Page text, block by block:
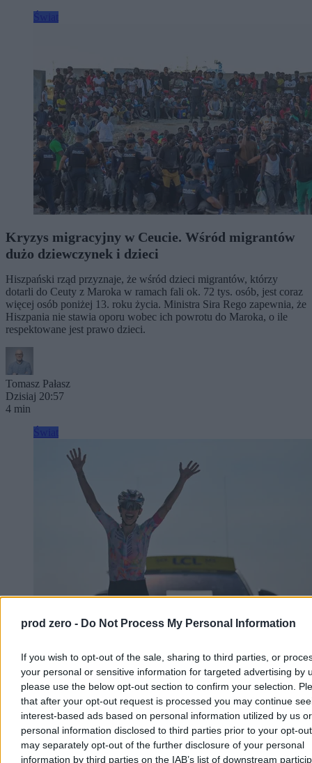
prod zero - Do Not Process My Personal Information
If you wish to opt-out of the sale, sharing to third parties, or
your personal or sensitive information for targeted advertising by
please use the below opt-out section to confirm your selection.
that after your opt-out request is processed you may continue
interest-based ads based on personal information utilized by us or
personal information disclosed to third parties prior to your opt-
may separately opt-out of the further disclosure of your personal
information by third parties on the IAB’s list of downstream
Kryzys migracyjny w Ceucie. Wśród migrantów
dużo dziewczynek i dzieci
Hiszpański rząd przyznaje, że wśród dzieci migrantów, którzy
dotarli do Ceuty z Maroka w ramach fali ok. 72 tys. osób, jest coraz
więcej osób poniżej 13. roku życia. Ministra Sira Rego zapewnia, że
Hiszpania nie stawia oporu wobec ich powrotu do Maroka, o ile
respektowane jest prawo dzieci.
Tomasz Pałasz
Dzisiaj 20:57
4 min
Niewiadoma-Phinney wygrywa etap na Mont
Ventoux. Polka liderką Tour de France
Katarzyna Niewiadoma-Phinney (Canyon-SRAM) wygrała 7. etap
Tour de France Kobiet, kończący się na szczycie Mont Ventoux, i
została nową liderką klasyfikacji generalnej. To jej pierwsze
etapowe zwycięstwo od 2019 r. Ósma na etapie była Dominika
Włodarczyk (UAE Team ADQ), tracąc 3 minuty i 26 sekund.